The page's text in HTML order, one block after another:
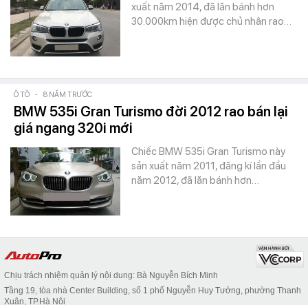
xuất năm 2014, đã lăn bánh hơn
30.000km hiện được chủ nhân rao…
Ô TÔ - 8 NĂM TRƯỚC
BMW 535i Gran Turismo đời 2012 rao bán lại
giá ngang 320i mới
Chiếc BMW 535i Gran Turismo này
sản xuất năm 2011, đăng kí lần đầu
năm 2012, đã lăn bánh hơn…
Chịu trách nhiệm quản lý nội dung: Bà Nguyễn Bích Minh
Tầng 19, tòa nhà Center Building, số 1 phố Nguyễn Huy Tưởng, phường Thanh
Xuân, TP.Hà Nội